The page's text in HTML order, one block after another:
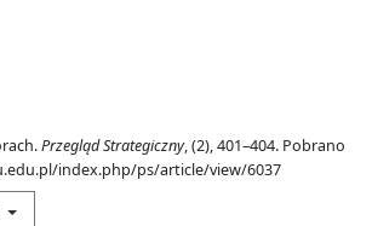
Przegląd Strategiczny, (2), 401–404. Pobrano
index.php/ps/article/view/6037